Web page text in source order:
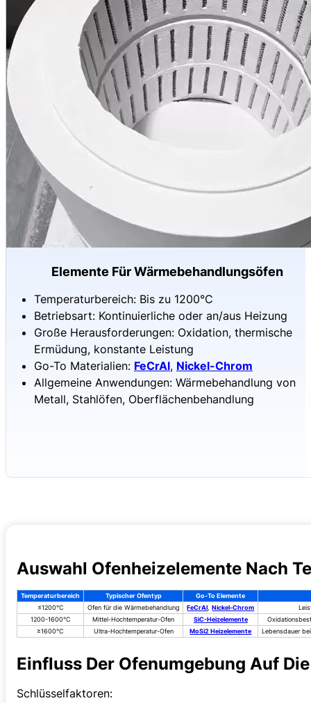
Elemente Für Wärmebehandlungsöfen
Temperaturbereich: Bis zu 1200°C
Betriebsart: Kontinuierliche oder an/aus Heizung
Große Herausforderungen: Oxidation, thermische
Ermüdung, konstante Leistung
Go-To Materialien: FeCrAl, Nickel-Chrom
Allgemeine Anwendungen: Wärmebehandlung von
Metall, Stahlöfen, Oberflächenbehandlung
Auswahl Ofenheizelemente Nach
Temperaturbereich Typischer Ofentyp
Go-To Elemente
≤1200°C
Ofen für die Wärmebehandlung FeCrAl,Nickel-Chrom
1200-1600°C
Mittel-Hochtemperatur-Ofen SiC-Heizelemente
≥1600°C
Ultra-Hochtemperatur-Ofen MoSi2 Heizelemente Lebensdauer
Einfluss Der Ofenumgebung Auf
Schlüsselfaktoren: